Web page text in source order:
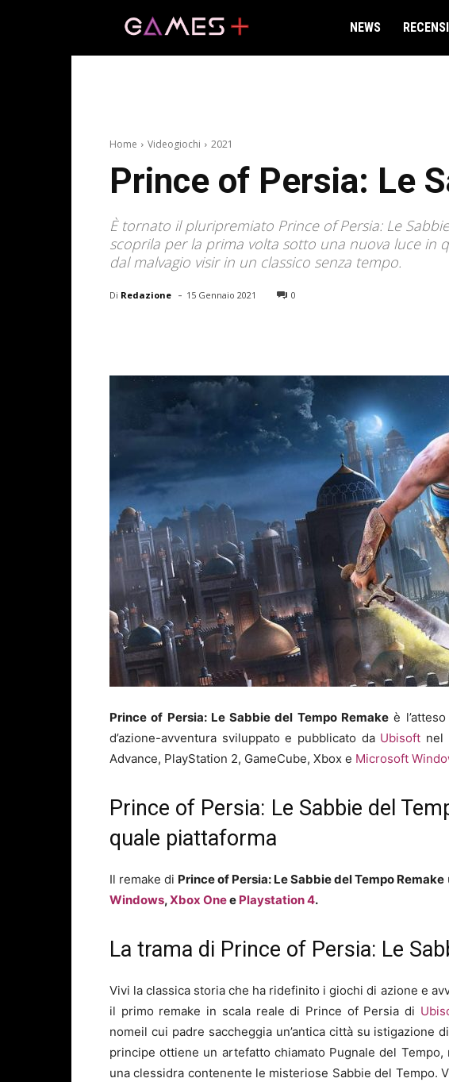
NEWS
Home Videogiochi 2021
Prince of Persia: Le
È tornato il pluripremiato Prince of Persia: Le
scoprila per la prima volta sotto una nuova luce in
dal malvagio visir in un classico senza tempo.
Di Redazione - 15 Gennaio 2021 0
Prince of Persia: Le Sabbie del Tempo Remake è
d’azione-avventura sviluppato e pubblicato da Ubisoft nel
Advance, PlayStation 2, GameCube, Xbox e Microsoft
Prince of Persia: Le Sabbie del
quale piattaforma
Il remake di Prince of Persia: Le Sabbie del Tempo Remake
Windows,Xbox Onee Playstation 4.
La trama di Prince of Persia: Le
Vivi la classica storia che ha ridefinito i giochi di azione e
il primo remake in scala reale di Prince of Persia di
nomeil cui padre saccheggia un’antica città su istigazione
principe ottiene un artefatto chiamato Pugnale del
una clessidra contenente le misteriose Sabbie del Tempo.